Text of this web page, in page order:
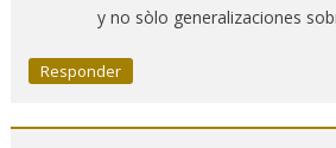
y no sòlo generalizaciones
Responder